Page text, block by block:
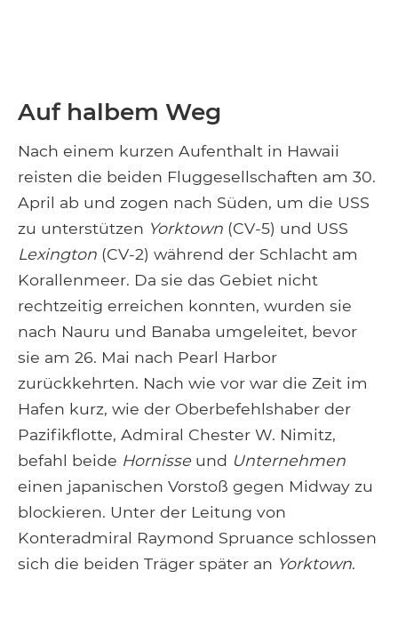
Auf halbem Weg
Nach einem kurzen Aufenthalt in Hawaii
reisten die beiden Fluggesellschaften am 30.
April ab und zogen nach Süden, um die USS
zu unterstützen Yorktown (CV-5) und USS
Lexington (CV-2) während der Schlacht am
Korallenmeer. Da sie das Gebiet nicht
rechtzeitig erreichen konnten, wurden sie
nach Nauru und Banaba umgeleitet, bevor
sie am 26. Mai nach Pearl Harbor
zurückkehrten. Nach wie vor war die Zeit im
Hafen kurz, wie der Oberbefehlshaber der
Pazifikflotte, Admiral Chester W. Nimitz,
befahl beide Hornisse und Unternehmen
einen japanischen Vorstoß gegen Midway zu
blockieren. Unter der Leitung von
Konteradmiral Raymond Spruance schlossen
sich die beiden Träger später an Yorktown.